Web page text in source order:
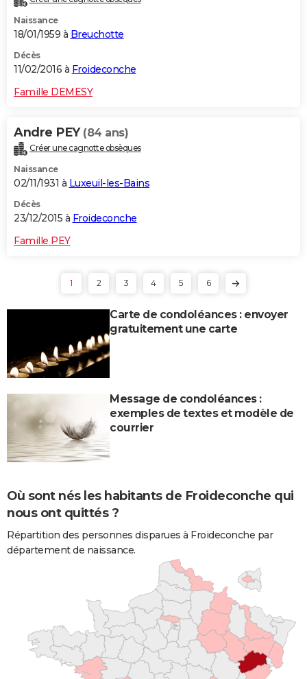
Naissance
18/01/1959 à Breuchotte
Décès
11/02/2016 à Froideconche
Famille DEMESY
Andre PEY (84 ans)
Créer une cagnotte obsèques
Naissance
02/11/1931 à Luxeuil-les-Bains
Décès
23/12/2015 à Froideconche
Famille PEY
1 2 3 4 5 6
Carte de condoléances : envoyer
gratuitement une carte
Message de condoléances :
exemples de textes et modèle de
courrier
Où sont nés les habitants de Froideconche qui
nous ont quittés ?
Répartition des personnes disparues à Froideconche par
département de naissance.